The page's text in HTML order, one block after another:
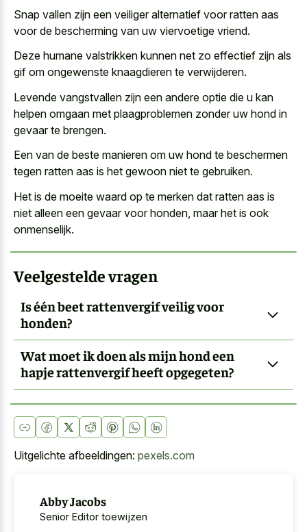
Snap vallen zijn een veiliger alternatief voor ratten aas
voor de bescherming van uw viervoetige vriend.
Deze humane valstrikken kunnen net zo effectief zijn als
gif om ongewenste knaagdieren te verwijderen.
Levende vangstvallen zijn een andere optie die u kan
helpen omgaan met plaagproblemen zonder uw hond in
gevaar te brengen.
Een van de beste manieren om uw hond te beschermen
tegen ratten aas is het gewoon niet te gebruiken.
Het is de moeite waard op te merken dat ratten aas is
niet alleen een gevaar voor honden, maar het is ook
onmenselijk.
Veelgestelde vragen
Is één beet rattenvergif veilig voor
honden?
Wat moet ik doen als mijn hond een
hapje rattenvergif heeft opgegeten?
Uitgelichte afbeeldingen: pexels.com
Abby Jacobs
Senior Editor toewijzen